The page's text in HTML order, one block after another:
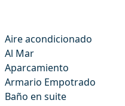
Aire acondicionado
Al Mar
Aparcamiento
Armario Empotrado
Baño en suite